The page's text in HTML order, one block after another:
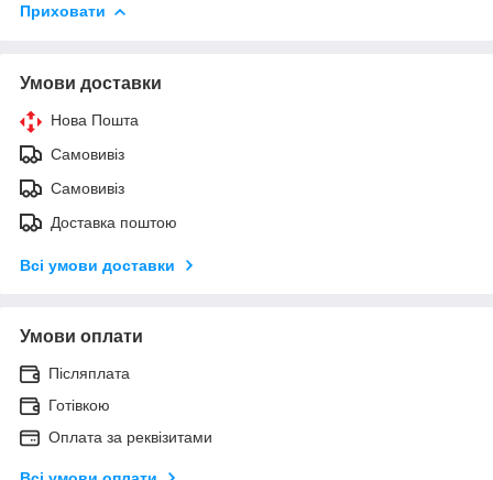
Приховати
Умови доставки
Нова Пошта
Самовивіз
Самовивіз
Доставка поштою
Всі умови доставки
Умови оплати
Післяплата
Готівкою
Оплата за реквізитами